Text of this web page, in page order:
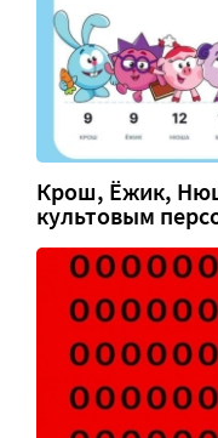
Крош, Ёжик,
культовым